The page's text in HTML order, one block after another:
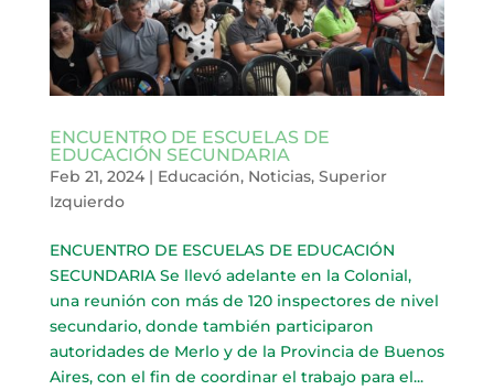
ENCUENTRO DE ESCUELAS DE
EDUCACIÓN SECUNDARIA
Feb 21, 2024| Educación, Noticias, Superior
Izquierdo
ENCUENTRO DE ESCUELAS DE EDUCACIÓN
SECUNDARIA Se llevó adelante en la Colonial,
una reunión con más de 120 inspectores de nivel
secundario, donde también participaron
autoridades de Merlo y de la Provincia de Buenos
Aires, con el fin de coordinar el trabajo para el...